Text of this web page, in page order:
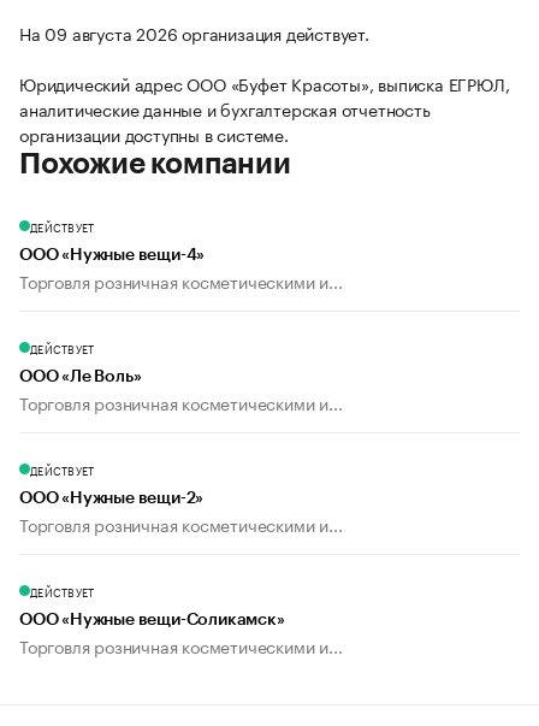
На 09 августа 2026 организация действует.
Юридический адрес ООО «Буфет Красоты», выписка ЕГРЮЛ,
аналитические данные и бухгалтерская отчетность
организации доступны в системе.
Похожие компании
ДЕЙСТВУЕТ
ООО «Нужные вещи-4»
Торговля розничная косметическими и...
ДЕЙСТВУЕТ
ООО «Ле Воль»
Торговля розничная косметическими и...
ДЕЙСТВУЕТ
ООО «Нужные вещи-2»
Торговля розничная косметическими и...
ДЕЙСТВУЕТ
ООО «Нужные вещи-Соликамск»
Торговля розничная косметическими и...